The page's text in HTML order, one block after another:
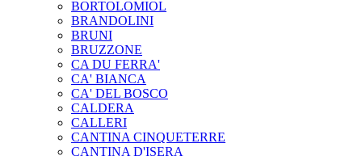
BORTOLOMIOL
BRANDOLINI
BRUNI
BRUZZONE
CA DU FERRA'
CA' BIANCA
CA' DEL BOSCO
CALDERA
CALLERI
CANTINA CINQUETERRE
CANTINA D'ISERA